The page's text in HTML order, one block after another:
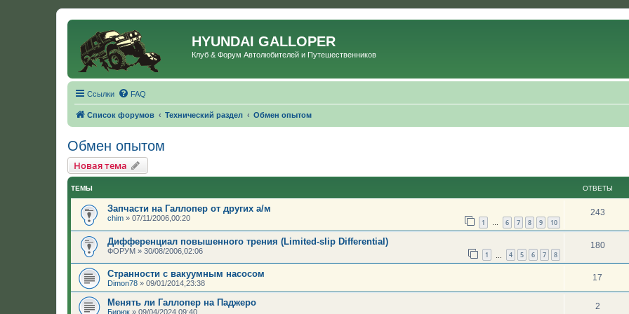
HYUNDAI GALLOPER
Клуб & Форум Автолюбителей и Путешественников
Ссылки FAQ
Список форумов Технический раздел Обмен опытом
Обмен опытом
Новая тема
ТЕМЫ ОТВЕТЫ
Запчасти на Галлопер от других а/м
chim » 07/11/2006,00:20 1 … 6 7 8 9 10
243
Дифференциал повышенного трения (Limited-slip Differential)
ФОРУМ » 30/08/2006,02:06 1 4 5 6 7 8
180
Странности с вакуумным насосом
Dimon78 » 09/01/2014,23:38
17
Менять ли Галлопер на Паджеро
Бирюк » 09/04/2024,09:40
2